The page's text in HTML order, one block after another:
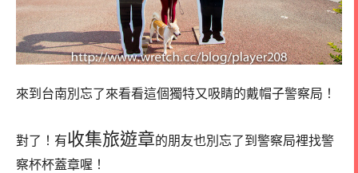
來到台南別忘了來看看這個獨特又吸睛的戴帽子警察局！
對了！有收集旅遊章的朋友也別忘了到警察局裡找警
察杯杯蓋章喔！